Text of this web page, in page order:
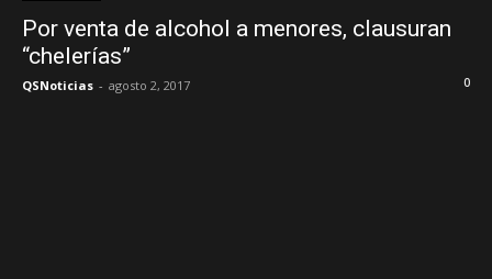
Por venta de alcohol a menores, clausuran
“chelerías”
QSNoticias - agosto 2, 2017 0